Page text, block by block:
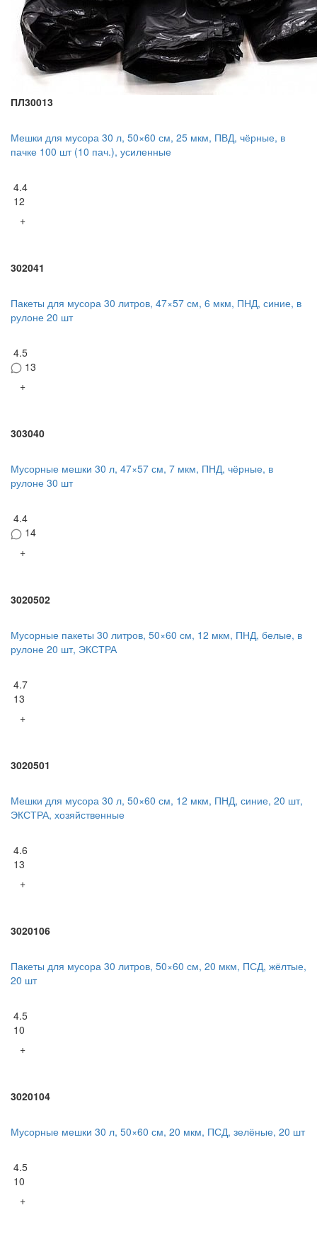
ПЛ30013
Мешки для мусора 30 л, 50×60 см, 25 мкм, ПВД, чёрные, в
пачке 100 шт (10 пач.), усиленные
4.4
12
+
302041
Пакеты для мусора 30 литров, 47×57 см, 6 мкм, ПНД, синие, в
рулоне 20 шт
4.5
13
+
303040
Мусорные мешки 30 л, 47×57 см, 7 мкм, ПНД, чёрные, в
рулоне 30 шт
4.4
14
+
3020502
Мусорные пакеты 30 литров, 50×60 см, 12 мкм, ПНД, белые, в
рулоне 20 шт, ЭКСТРА
4.7
13
+
3020501
Мешки для мусора 30 л, 50×60 см, 12 мкм, ПНД, синие, 20 шт,
ЭКСТРА, хозяйственные
4.6
13
+
3020106
Пакеты для мусора 30 литров, 50×60 см, 20 мкм, ПСД, жёлтые,
20 шт
4.5
10
+
3020104
Мусорные мешки 30 л, 50×60 см, 20 мкм, ПСД, зелёные, 20 шт
4.5
10
+